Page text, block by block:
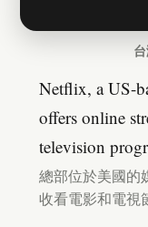
Netflix, a US-
offers online
television
總部位於美國的
收看電影和電視